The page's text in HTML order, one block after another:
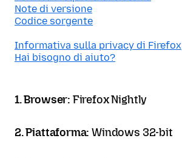
Note di versione
Codice sorgente
Informativa sulla privacy di Firefox
Hai bisogno di aiuto?
1. Browser: Firefox Nightly
2. Piattaforma:Windows 32-bit